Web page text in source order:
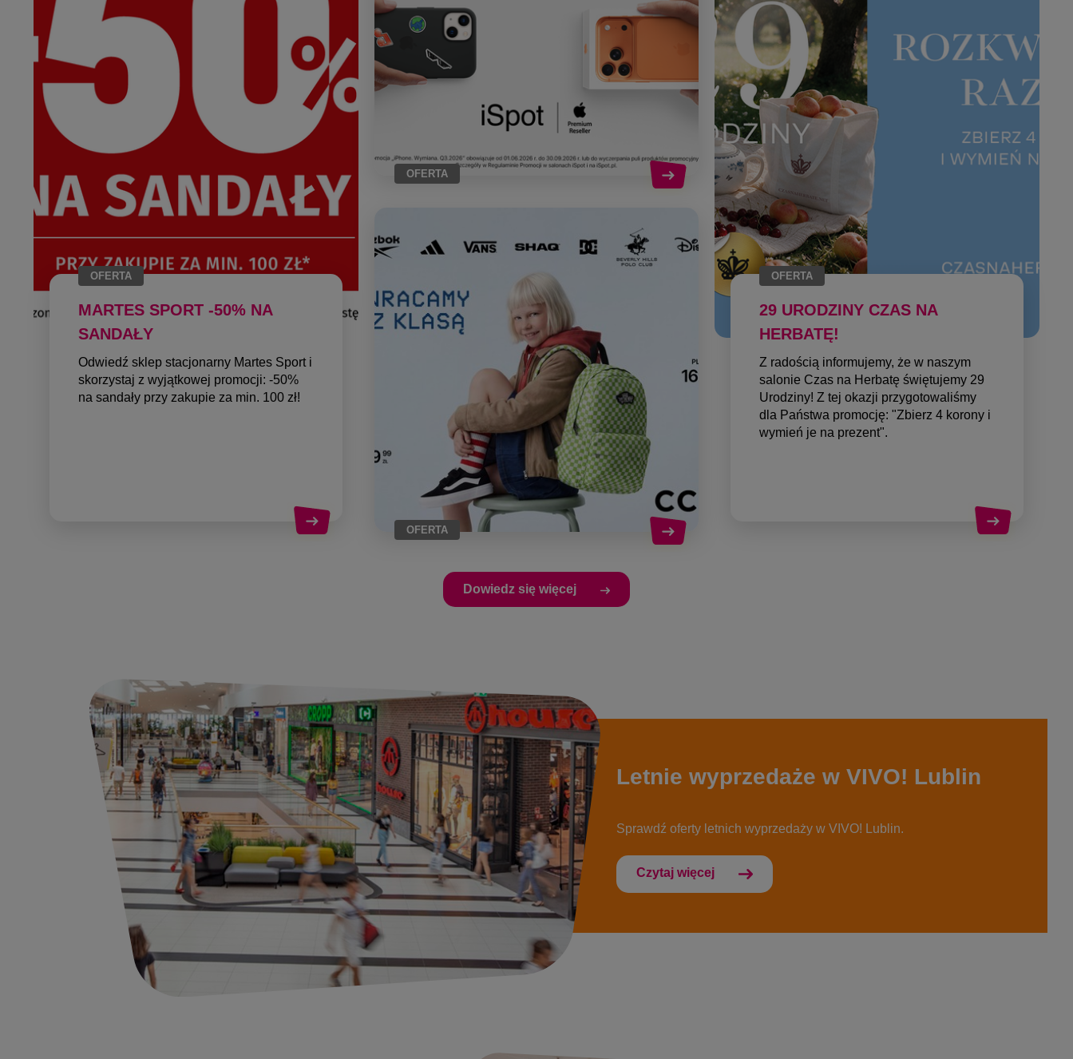
OFERTA
MARTES SPORT -50% NA
SANDAŁY
Odwiedź sklep stacjonarny Martes Sport i
skorzystaj z wyjątkowej promocji: -50%
na sandały przy zakupie za min. 100 zł!
OFERTA
OFERTA
OFERTA
29 URODZINY CZAS NA
HERBATĘ!
Z radością informujemy, że w naszym
salonie Czas na Herbatę świętujemy 29
Urodziny! Z tej okazji przygotowaliśmy
dla Państwa promocję: "Zbierz 4 korony i
wymień je na prezent".
Dowiedz się więcej
Letnie wyprzedaże w VIVO! Lublin
Sprawdź oferty letnich wyprzedaży w VIVO! Lublin.
Czytaj więcej